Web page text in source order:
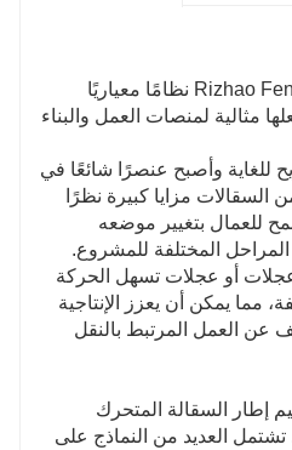
تمثل سقالات Rizhao Fenghua Frame نظامًا معياريًا
مثالية لمنصات العمل والبناء
للغاية وأصبح عنصرًا شائعًا في
السقالات مزايا كبيرة نظرًا
للعمال بتغيير موضعه
المختلفة للمشروع.
أو عجلات تسهل الحركة
مما يمكن أن يعزز الإنتاجية
العمل المرتبط بالنقل
إطار السقالة المتحرك
تشتمل العديد من النماذج على